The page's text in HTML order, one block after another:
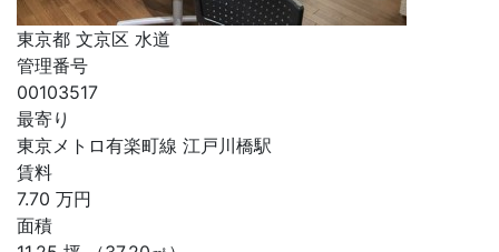
東京都 文京区 水道
管理番号
00103517
最寄り
東京メトロ有楽町線 江戸川橋駅
賃料
7.70 万円
面積